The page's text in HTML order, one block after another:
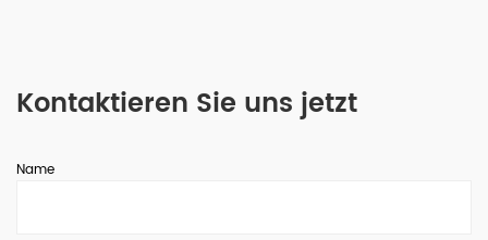
Kontaktieren Sie uns jetzt
Name